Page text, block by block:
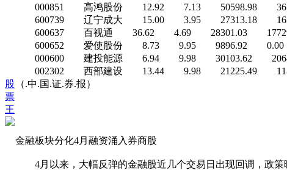
股
票
王
000851 高鸿股份 12.92 7.13 50598.98
600739 辽宁成大 15.00 3.95 27313.18
600637 百视通 36.62 4.69 28301.03
600652 爱使股份 8.73 9.95 9896.92 0.00
000600 建投能源 6.94 9.98 30103.62
002302 西部建设 13.44 9.98 21225.49
（.中.国.证.券.报）
金融板块分化4月融资涌入券商股
4月以来，大幅反弹的金融股近几个交易日出现回调，政策